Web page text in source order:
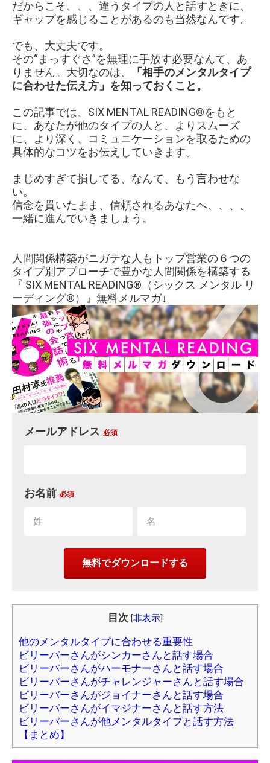
だからこそ、、、違うタイプの人と話すときに、
ギャップを感じることがあるのも当然なんです。
でも、大丈夫です。
その“まっすぐさ”を無理に手放す必要なんて、あ
りません。大切なのは、
「相手のメンタルタイプ
に合わせた伝え方」を知っておくこと。
この記事では、SIX MENTAL READING®をもと
に、あなたが他のタイプの人と、よりスムーズ
に、より深く、コミュニケーションを取るための
具体的なコツをお伝えしていきます。
まじめすぎて損してる、なんて、もう言わせな
い。
信念を貫いたまま、信頼されるあなたへ、、、。
一緒に進んでいきましょう。
人間関係構築がニガテな人もトップ営業の６つの
タイプ別アプローチで豊かな人間関係を構築する
『 SIX MENTAL READING®︎（シックス メンタル リ
ーディング®︎）』無料メルマガ↓
メールアドレス 必須
お名前 必須
目次 [非表示]
他のメンタルタイプに合わせる重要性
ビリーバーさんがシンカーさんと話す場合
ビリーバーさんがハーモナーさんと話す場合
ビリーバーさんがチャレンジャーさんと話す場合
ビリーバーさんがジョイナーさんと話す場合
ビリーバーさんがイマジナーさんと話す方法
ビリーバーさんが他メンタルタイプと話す方法
【まとめ】